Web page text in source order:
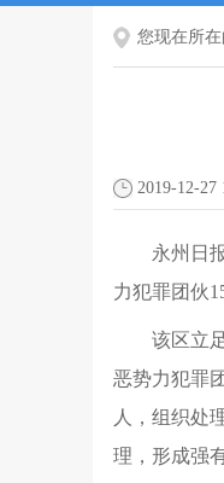
您现在所
2019-12-27
永州日
力犯罪团伙
该区立
恶势力犯罪
人，组织处
理，形成强